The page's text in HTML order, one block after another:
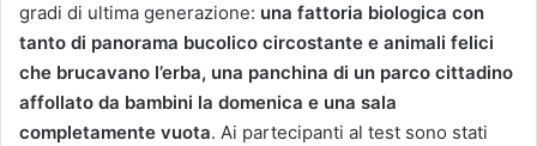
gradi di ultima generazione: una fattoria biologica con
tanto di panorama bucolico circostante e animali felici
che brucavano l’erba, una panchina di un parco cittadino
affollato da bambini la domenica e una sala
completamente vuota. Ai partecipanti al test sono stati